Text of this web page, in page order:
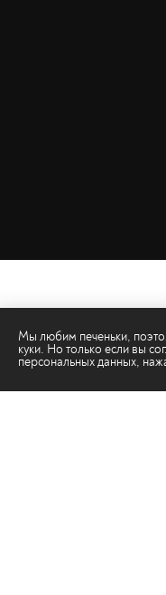
Мы любим печеньки,
куки. Но только если вы
персональных данных,